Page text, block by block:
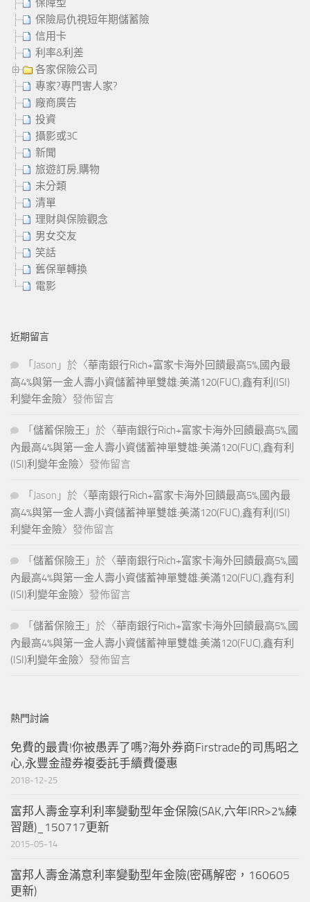
保障型
保險局仇視短年期儲蓄險
信用卡
利率&利差
各家保險公司
專家?專門害人家?
廠商廣告
投資
攝影或3C
新聞
旅遊訂房,購物
未分類
清單
理財與保險觀念
男女交友
笑話
舊保單轉換
電影
近期留言
「 Jason 」於〈華南銀行Rich+富家卡海外回饋最高5%,國內最
高4%與第一金人壽小資儲蓄神單雙雄:美滿120(FUC),鑫有利(ISI)
利變年金險〉發佈留言
「 儲蓄保險王 」於〈華南銀行Rich+富家卡海外回饋最高5%,國
內最高4%與第一金人壽小資儲蓄神單雙雄:美滿120(FUC),鑫有利
(ISI)利變年金險〉發佈留言
「 Jason 」於〈華南銀行Rich+富家卡海外回饋最高5%,國內最
高4%與第一金人壽小資儲蓄神單雙雄:美滿120(FUC),鑫有利(ISI)
利變年金險〉發佈留言
「 儲蓄保險王 」於〈華南銀行Rich+富家卡海外回饋最高5%,國
內最高4%與第一金人壽小資儲蓄神單雙雄:美滿120(FUC),鑫有利
(ISI)利變年金險〉發佈留言
「 儲蓄保險王 」於〈華南銀行Rich+富家卡海外回饋最高5%,國
內最高4%與第一金人壽小資儲蓄神單雙雄:美滿120(FUC),鑫有利
(ISI)利變年金險〉發佈留言
熱門討論
免費的最貴!你被愚弄了嗎?海外券商Firstrade的司馬昭之
心,永豐金證券複委託手續費優惠
2018-12-25
富邦人壽金享利利率變動型年金保險(SAK,六年IRR>2%練
習題)_150717更新
2015-05-14
富邦人壽金滿意利率變動型年金險(密碼解密，160605
更新)